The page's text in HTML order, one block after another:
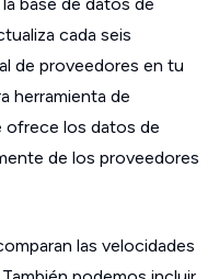
cada seis
de proveedores en tu
herramienta de
ofrece los datos de
de los proveedores
las velocidades